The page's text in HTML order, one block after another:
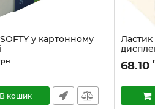
у картонному
В кошик
Ластик
68.10